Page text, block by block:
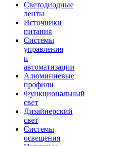
Светодиодные
ленты
Источники
питания
Системы
управления
и
автоматизации
Алюминиевые
профили
Функциональный
свет
Дизайнерский
свет
Системы
освещения